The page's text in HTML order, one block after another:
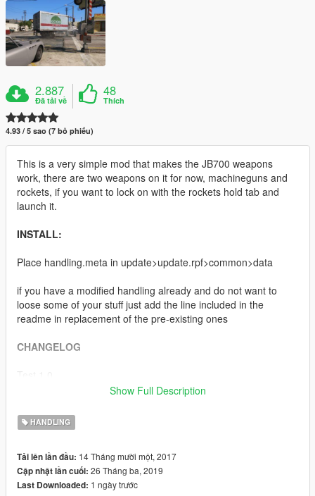
2.887
Đã tải về
48
Thích
4.93 / 5 sao (7 bỏ phiếu)
This is a very simple mod that makes the JB700 weapons
work, there are two weapons on it for now, machineguns and
rockets, if you want to lock on with the rockets hold tab and
launch it.
INSTALL:
Place handling.meta in update>update.rpf>common>data
if you have a modified handling already and do not want to
loose some of your stuff just add the line included in the
readme in replacement of the pre-existing ones
CHANGELOG
1.1 (11/14/2017 4:07 PM)
- Added addon version
1.2 (11/14/2017 5:17 PM)
- Added rockets
- Removed Replace Version
Show Full Description
HANDLING
Tải lên lần đầu: 14 Tháng mười một, 2017
Cập nhật lần cuối: 26 Tháng ba, 2019
Last Downloaded: 1 ngày trước